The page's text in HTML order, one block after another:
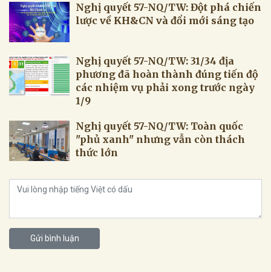
Nghị quyết 57-NQ/TW: Đột phá chiến
lược về KH&CN và đổi mới sáng tạo
Nghị quyết 57-NQ/TW: 31/34 địa
phương đã hoàn thành đúng tiến độ
các nhiệm vụ phải xong trước ngày
1/9
Nghị quyết 57-NQ/TW: Toàn quốc
"phủ xanh" nhưng vẫn còn thách
thức lớn
Gửi bình luận